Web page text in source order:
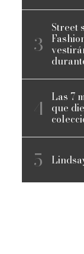
Street
Las 7
que